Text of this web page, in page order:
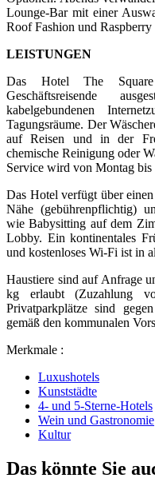
Lounge-Bar mit einer
Roof Fashion und Raspberry
LEISTUNGEN
Das Hotel The
Geschäftsreisende
kabelgebundenen
Tagungsräume. Der
auf Reisen und in der
chemische Reinigung oder
Service wird von Montag bis
Das Hotel verfügt über
Nähe (gebührenpflichtig)
wie Babysitting auf dem
Lobby. Ein kontinentales
und kostenloses Wi-Fi ist in
Haustiere sind auf Anfrage
kg erlaubt (Zuzahlung
Privatparkplätze sind
gemäß den kommunalen
Merkmale :
Luxushotels
Kunststädte
4- und 5-Sterne-Hotels
Wein und Gastronomie
Kultur
Das könnte Sie